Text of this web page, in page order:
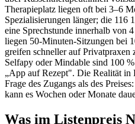
Therapieplatz liegen oft bei 3–6
Spezialisierungen länger; die 116
eine Sprechstunde innerhalb von
liegen 50-Minuten-Sitzungen bei
greifen schneller auf
Selfapy oder Mindable sind 100
„App auf Rezept". Die Realität in
Frage des Zugangs als des
kann es Wochen oder Monate
Was im Listenpreis